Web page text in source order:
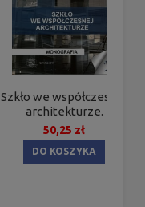
Szkło we współczesnej
architekturze.
50,25 zł
DO KOSZYKA